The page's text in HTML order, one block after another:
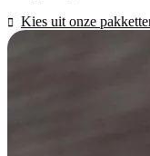
Kies uit onze